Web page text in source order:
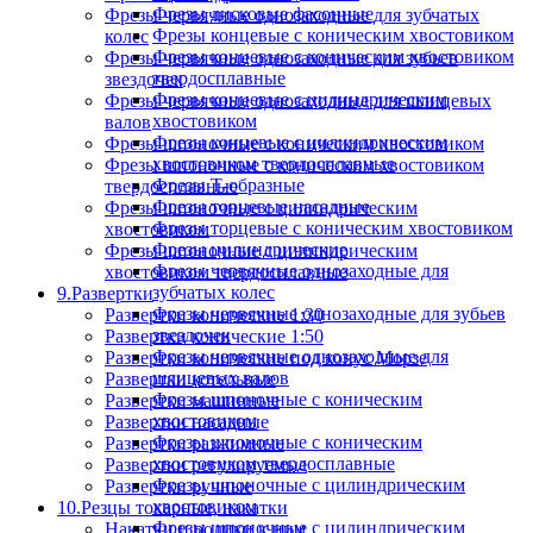
Фрезы червячные однозаходные для зубчатых
колес
Фрезы червячные однозаходные для зубьев
звездочек
Фрезы червячные однозаходные для шлицевых
валов
Фрезы шпоночные с коническим хвостовиком
Фрезы шпоночные с коническим хвостовиком
твердосплавные
Фрезы шпоночные с цилиндрическим
хвостовиком
Фрезы шпоночные с цилиндрическим
хвостовиком твердосплавные
9.Развертки
Развертки конические 1:30
Развертки конические 1:50
Развертки конические под конус Морзе
Развертки котельные
Развертки машинные
Развертки насадные
Развертки разжимные
Развертки регулируемые
Развертки ручные
10.Резцы токарные, накатки
Накатки и ролики к ним
Фрезы дисковые фасонные
Фрезы концевые с коническим хвостовиком
Фрезы концевые с коническим хвостовиком
твердосплавные
Фрезы концевые с цилиндрическим
хвостовиком
Фрезы концевые с цилиндрическим
хвостовиком твердосплавные
Фрезы Т-образные
Фрезы торцевые насадные
Фрезы торцевые с коническим хвостовиком
Фрезы цилиндрические
Фрезы червячные однозаходные для
зубчатых колес
Фрезы червячные однозаходные для зубьев
звездочек
Фрезы червячные однозаходные для
шлицевых валов
Фрезы шпоночные с коническим
хвостовиком
Фрезы шпоночные с коническим
хвостовиком твердосплавные
Фрезы шпоночные с цилиндрическим
хвостовиком
Фрезы шпоночные с цилиндрическим